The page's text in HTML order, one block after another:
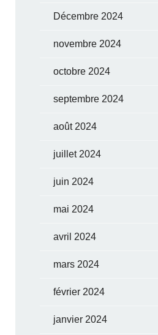
Décembre 2024
novembre 2024
octobre 2024
septembre 2024
août 2024
juillet 2024
juin 2024
mai 2024
avril 2024
mars 2024
février 2024
janvier 2024